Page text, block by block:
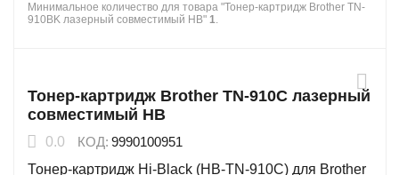
Минимальное количество для товара "Тонер-картридж Brother TN-
910BK лазерный совместимый HB" 1.
Тонер-картридж Brother TN-910C лазерный
совместимый HB
0.0 КОД: 9990100951
Тонер-картридж Hi-Black (HB-TN-910C) для Brother